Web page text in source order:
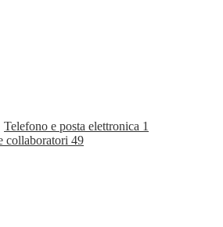
Telefono e posta elettronica 1
collaboratori 49